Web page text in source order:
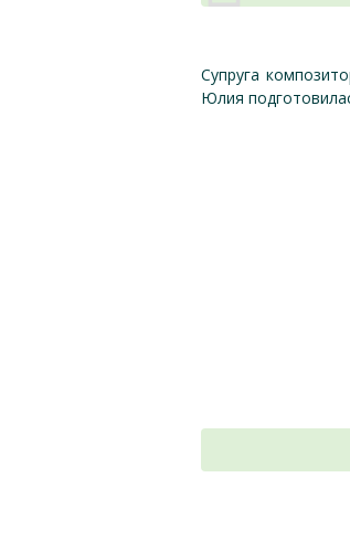
Супруга
Юлия